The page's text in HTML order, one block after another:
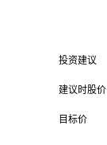
投资建议
建议时股价
目标价